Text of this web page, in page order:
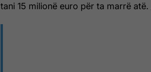
tani 15 milionë euro për ta marrë atë.